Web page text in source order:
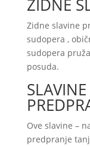
ZIDNE
Zidne slavine
sudopera ,
sudopera
posuda.
Ove slavine –
predpranje